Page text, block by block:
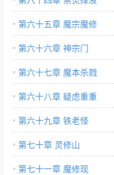
第六十五章 魔宗魔修
第六十六章 神宗门
第六十七章 魔本杀戮
第六十八章 疑虑重重
第六十九章 铁老怪
第七十章 灵修山
第七十一章 魔修现